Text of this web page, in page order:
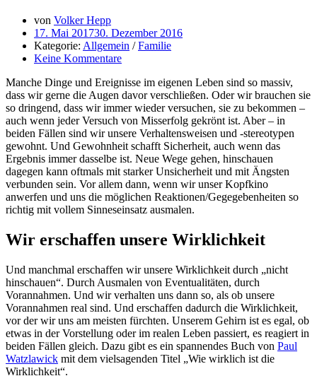
von Volker Hepp
17. Mai 201730. Dezember 2016
Kategorie: Allgemein /Familie
Keine Kommentare
Manche Dinge und Ereignisse im eigenen Leben sind so massiv,
dass wir gerne die Augen davor verschließen. Oder wir brauchen sie
so dringend, dass wir immer wieder versuchen, sie zu bekommen –
auch wenn jeder Versuch von Misserfolg gekrönt ist. Aber – in
beiden Fällen sind wir unsere Verhaltensweisen und -stereotypen
gewohnt. Und Gewohnheit schafft Sicherheit, auch wenn das
Ergebnis immer dasselbe ist. Neue Wege gehen, hinschauen
dagegen kann oftmals mit starker Unsicherheit und mit Ängsten
verbunden sein. Vor allem dann, wenn wir unser Kopfkino
anwerfen und uns die möglichen Reaktionen/Gegegebenheiten so
richtig mit vollem Sinneseinsatz ausmalen.
Wir erschaffen unsere Wirklichkeit
Und manchmal erschaffen wir unsere Wirklichkeit durch „nicht
hinschauen“. Durch Ausmalen von Eventualitäten, durch
Vorannahmen. Und wir verhalten uns dann so, als ob unsere
Vorannahmen real sind. Und erschaffen dadurch die Wirklichkeit,
vor der wir uns am meisten fürchten. Unserem Gehirn ist es egal, ob
etwas in der Vorstellung oder im realen Leben passiert, es reagiert in
beiden Fällen gleich. Dazu gibt es ein spannendes Buch von Paul
Watzlawick mit dem vielsagenden Titel „Wie wirklich ist die
Wirklichkeit“.